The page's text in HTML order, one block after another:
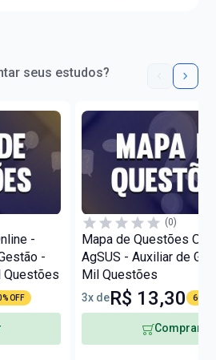
seus estudos?
-
-
Questões
OFF
(0)
Mapa de Questões
AgSUS - Auxiliar de
Mil Questões
3x deR$ 13,30 60%
Comprar